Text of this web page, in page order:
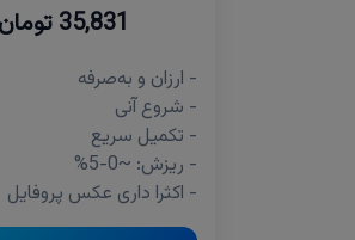
35,831 تومان
- ارزان و به‌صرفه
- شروع آنی
- تکمیل سریع
- ریزش: ~0-5%
- اکثرا داری عکس پروفایل